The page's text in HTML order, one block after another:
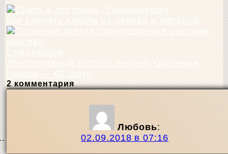
Предыдущая
Как сделать качели из дерева и металла
Следующая
Декоративный огород: делаем красивые
грядки — 60 фото
2 комментария
Любовь:
02.09.2018 в 07:16